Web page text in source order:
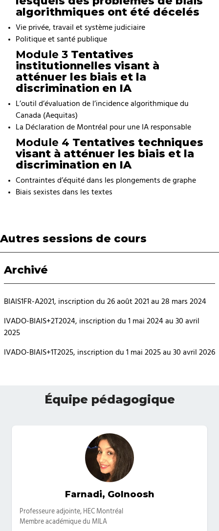
algorithmiques ont été décelés
Vie privée, travail et système judiciaire
Politique et santé publique
Module 3 Tentatives
institutionnelles visant à
atténuer les biais et la
discrimination en IA
L’outil d’évaluation de l’incidence algorithmique du
Canada (Aequitas)
La Déclaration de Montréal pour une IA responsable
Module 4 Tentatives techniques
visant à atténuer les biais et la
discrimination en IA
Contraintes d’équité dans les plongements de graphe
Biais sexistes dans les textes
Autres sessions de cours
Archivé
BIAIS1FR-A2021, inscription du 26 août 2021 au 28 mars 2024
IVADO-BIAIS+2T2024, inscription du 1 mai 2024 au 30 avril
2025
IVADO-BIAIS+1T2025, inscription du 1 mai 2025 au 30 avril 2026
Équipe pédagogique
Farnadi, Golnoosh
Catégories
Professeure adjointe, HEC Montréal
Membre académique du MILA